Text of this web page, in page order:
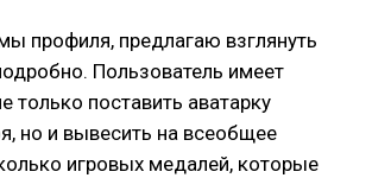
профиля, предлагаю взглянуть
Пользователь имеет
только поставить аватарку
но и вывесить на всеобщее
игровых медалей, которые